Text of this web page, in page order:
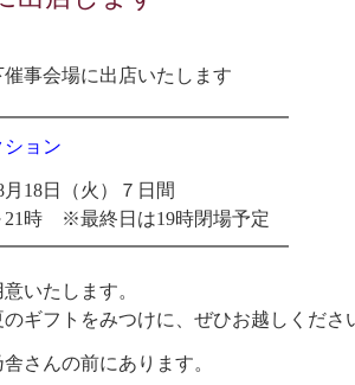
事会場に出店いたします
ョン
18日（火）７日間
21時 ※最終日は19時閉場予定
いたします。
ギフトをみつけに、ぜひお越しくださ
さんの前にあります。